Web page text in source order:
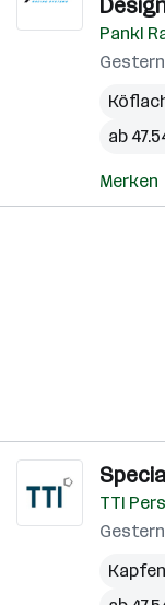
Pankl
ab
Merken
TTI